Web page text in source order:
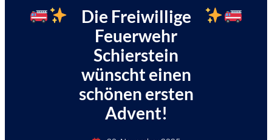
Die Freiwillige
Feuerwehr
Schierstein
wünscht einen
schönen ersten
Advent!